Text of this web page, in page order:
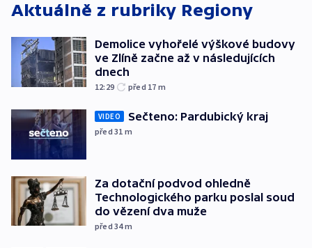
Aktuálně z rubriky Regiony
Demolice vyhořelé výškové budovy
ve Zlíně začne až v následujících
dnech
12:29 před 17 m
VIDEO Sečteno: Pardubický kraj
před 31 m
Za dotační podvod ohledně
Technologického parku poslal soud
do vězení dva muže
před 34m